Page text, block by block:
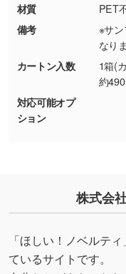
シンプルな背景
ター部分の輪郭
り抜き処理が可
・持っているデ
しの作り方が分か
印刷したいデー
・デザインに
を生成してほし
URLをご指定い
いたします。配
→詳しく見る
材質
PET
備考
※サ
なり
カートン入数
1箱(
約
対応可能オプ
ション
株式会
「ほしい！ノベルテ
ているサイトです。